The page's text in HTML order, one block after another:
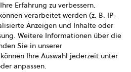
GmbH
Bildung
Erfahrung zu verbessern.
verarbeitet werden (z. B. IP-
Anzeigen und Inhalte oder
Weitere Informationen über die
Sie in unserer
Ihre Auswahl jederzeit unter
anpassen.